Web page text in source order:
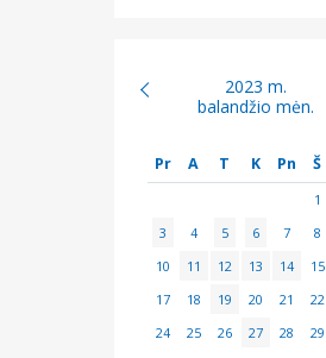
2023 m.
balandžio mėn.
Pr A T K Pn Š
1
3
4 5 6 7 8
10
11 12 13 14 15
17
18 19 20 21 22
24
25 26 27 28 29